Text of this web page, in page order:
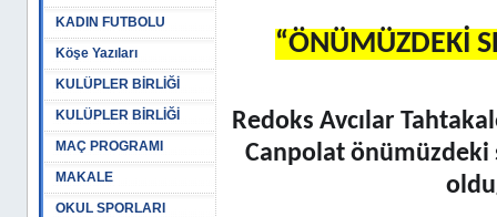
KADIN FUTBOLU
Köşe Yazıları
KULÜPLER BİRLİĞİ
KULÜPLER BİRLİĞİ
MAÇ PROGRAMI
MAKALE
OKUL SPORLARI
“ÖNÜMÜZDEKİ
Redoks Avcılar
Canpolat önümüzdeki